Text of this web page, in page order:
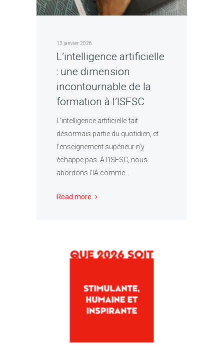
13 janvier 2026
L’intelligence artificielle
: une dimension
incontournable de la
formation à l’ISFSC
L’intelligence artificielle fait
désormais partie du quotidien, et
l’enseignement supérieur n’y
échappe pas. À l’ISFSC, nous
abordons l’IA comme...
Read more